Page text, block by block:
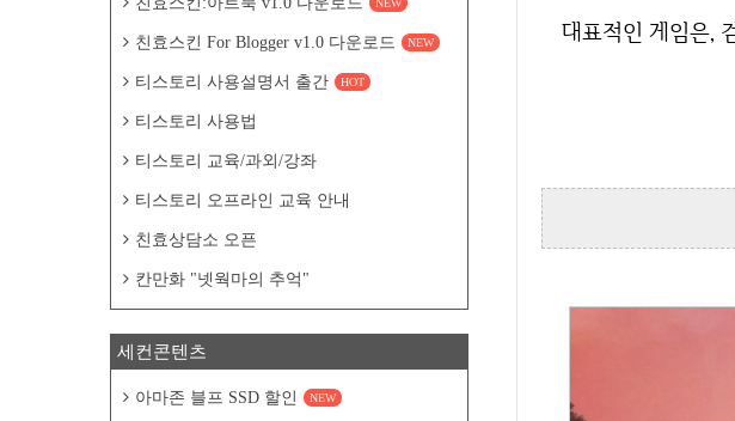
대표적인 게임은, 검은사막이나 마인크래프트, 엘더스크롤, GTA 같은 주로 PC콘솔 게임에 많이 사용
NEW
친효스킨 For Blogger v1.0 다운로드 NEW
티스토리 사용설명서 출간 HOT
티스토리 사용법
티스토리 교육/과외/강좌
티스토리 오프라인 교육 안내
친효상담소 오픈
칸만화 "넷웍마의 추억"
세컨콘텐츠
아마존 블프 SSD 할인 NEW